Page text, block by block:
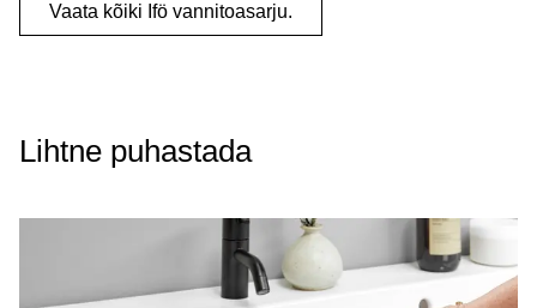
Vaata kõiki Ifö vannitoasarju.
Lihtne puhastada